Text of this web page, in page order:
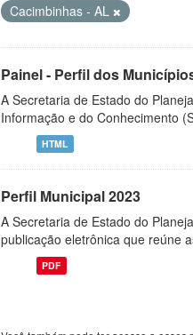
Cacimbinhas - AL
Painel - Perfil dos
A Secretaria de Estado do
Informação e do Conhecimento
HTML
Perfil Municipal 2023
A Secretaria de Estado do
publicação eletrônica que reúne
PDF